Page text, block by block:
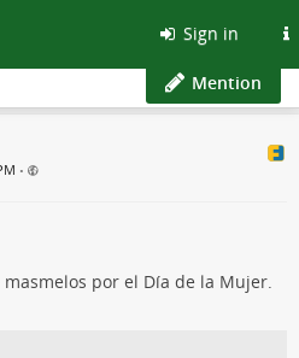
Sign in
Mention
•
por el Día de la Mujer.